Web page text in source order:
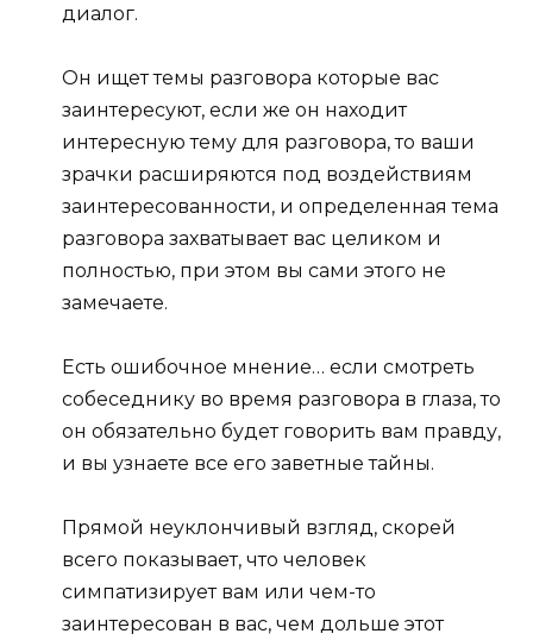
диалог.
Он ищет темы разговора которые вас
заинтересуют, если же он находит
интересную тему для разговора, то ваши
зрачки расширяются под воздействиям
заинтересованности, и определенная тема
разговора захватывает вас целиком и
полностью, при этом вы сами этого не
замечаете.
Есть ошибочное мнение… если смотреть
собеседнику во время разговора в глаза, то
он обязательно будет говорить вам правду,
и вы узнаете все его заветные тайны.
Прямой неуклончивый взгляд, скорей
всего показывает, что человек
симпатизирует вам или чем-то
заинтересован в вас, чем дольше этот